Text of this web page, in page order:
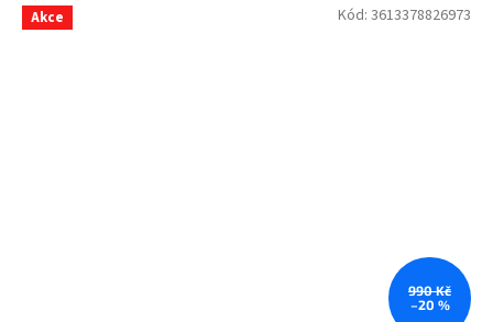
Akce
990 Kč
–20 %
Kód: 3613378826973